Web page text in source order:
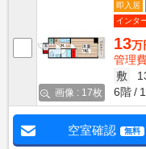
画像 : 17枚
即入居
インタ
13万
管理
敷
6階
空室確認 無料